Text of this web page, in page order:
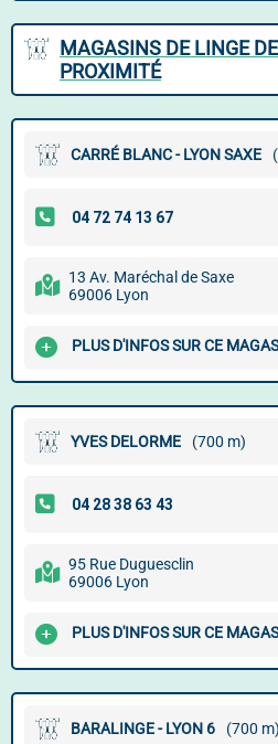
MAGASINS DE LINGE
PROXIMITÉ
CARRÉ BLANC - LYON SAXE
13 Av. Maréchal de Saxe
69006 Lyon
PLUS D'INFOS SUR CE
YVES DELORME (700 m)
95 Rue Duguesclin
69006 Lyon
PLUS D'INFOS SUR CE
BARALINGE - LYON 6 (700 m)